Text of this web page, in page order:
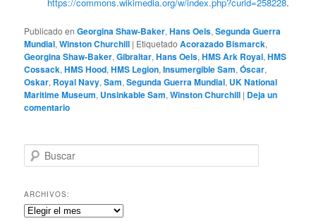
https://commons.wikimedia.org/w/index.php?curid=258228.
Publicado en Georgina Shaw-Baker,Hans Oels,Segunda Guerra
Mundial,Winston Churchill | Etiquetado Acorazado Bismarck,
Georgina Shaw-Baker,Gibraltar,Hans Oels,HMS Ark Royal,HMS
Cossack,HMS Hood,HMS Legion,Insumergible Sam,Óscar,
Oskar, Royal Navy,Sam,Segunda Guerra Mundial, UK National
Maritime Museum, Unsinkable Sam,Winston Churchill | Deja un
comentario
u
c
a
r
ARCHIVOS:
Archivos: